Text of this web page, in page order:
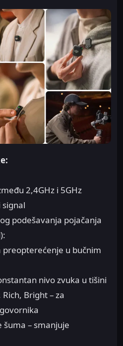
2,4GHz i 5GHz
podešavanja pojačanja
u bučnim
nivo zvuka u tišini
Bright – za
– smanjuje